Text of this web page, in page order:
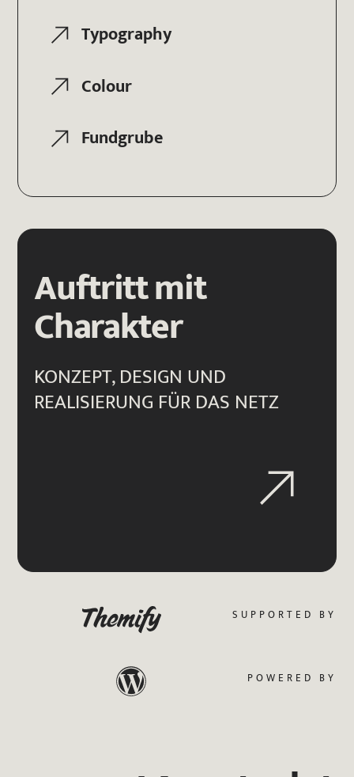
Typography
Colour
Fundgrube
Auftritt mit
Charakter
KONZEPT, DESIGN UND
REALISIERUNG FÜR DAS NETZ
more
SUPPORTED BY
POWERED BY